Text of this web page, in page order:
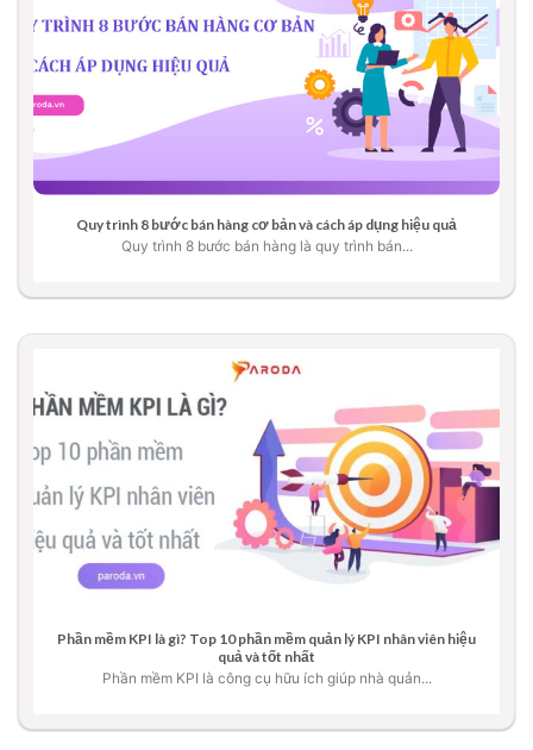
Quy trình 8 bước bán hàng cơ bản và cách áp dụng hiệu quả
Quy trình 8 bước bán hàng là quy trình bán...
Phần mềm KPI là gì? Top 10 phần mềm quản lý KPI nhân viên hiệu
quả và tốt nhất
Phần mềm KPI là công cụ hữu ích giúp nhà quản...